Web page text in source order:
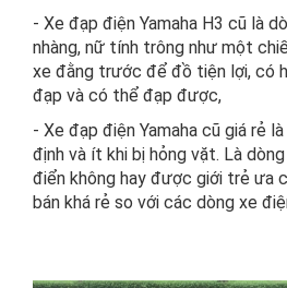
- Xe đạp điện Yamaha H3 cũ là
nhàng, nữ tính trông như một
xe đằng trước để đồ tiện lợi, có
đạp và có thể đạp được,
- Xe đạp điện Yamaha cũ giá rẻ
định và ít khi bị hỏng vặt. Là
điển không hay được giới trẻ ưa
bán khá rẻ so với các dòng xe